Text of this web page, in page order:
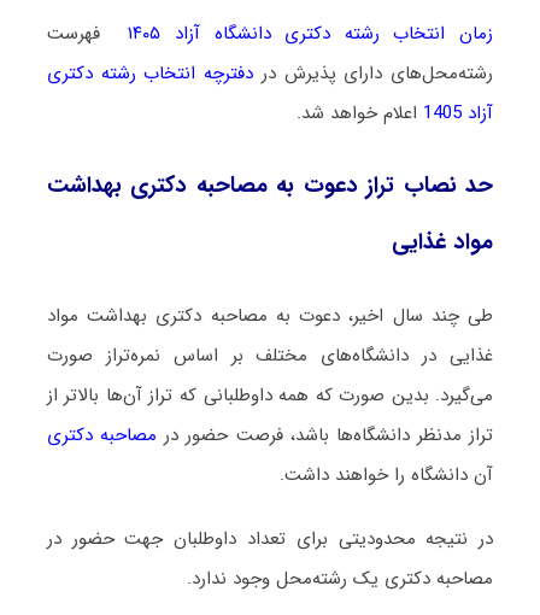
زمان انتخاب رشته دکتری دانشگاه آزاد ۱۴۰۵
فهرست
رشته‌محل‌های دارای پذیرش در دفترچه انتخاب رشته دکتری
آزاد 1405
اعلام خواهد شد.
حد نصاب تراز دعوت به مصاحبه دکتری بهداشت
مواد غذایی
طی چند سال اخیر، دعوت به مصاحبه دکتری بهداشت مواد
غذایی در دانشگاه‌های مختلف بر اساس نمره‌تراز صورت
می‌گیرد. بدین صورت که همه داوطلبانی که تراز آن‌ها بالاتر از
تراز مدنظر دانشگاه‌ها باشد، فرصت حضور در مصاحبه دکتری
آن دانشگاه را خواهند داشت.
در نتیجه محدودیتی برای تعداد داوطلبان جهت حضور در
مصاحبه دکتری یک رشته‌محل وجود ندارد.